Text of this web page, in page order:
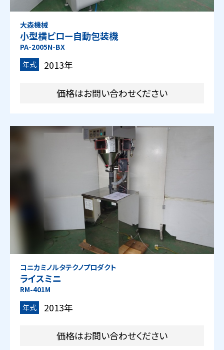
大森機械
小型横ピロー自動包装機
PA-2005N-BX
年式
2013年
価格はお問い合わせください
コニカミノルタテクノプロダクト
ライスミニ
RM-401M
年式
2013年
価格はお問い合わせください